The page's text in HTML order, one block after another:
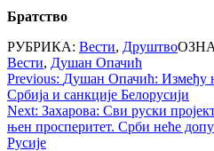
Братство
РУБРИКА: Вести, Друштво
Вести, Душан Опачић
Post
navigation
Previous: Душан Опачић: Између
Србија и санкције Белорусији
Next: Захарова: Сви руски
њен просперитет. Срби неће
Русије